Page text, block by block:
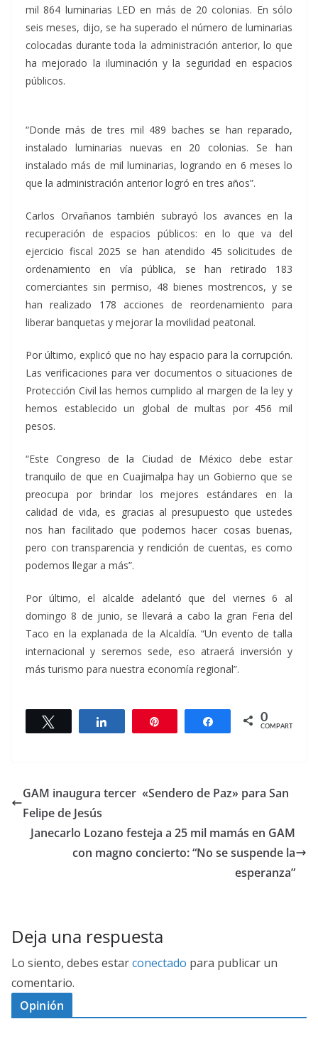
mil 864 luminarias LED en más de 20 colonias. En sólo
seis meses, dijo, se ha superado el número de luminarias
colocadas durante toda la administración anterior, lo que
ha mejorado la iluminación y la seguridad en espacios
públicos.
“Donde más de tres mil 489 baches se han reparado,
instalado luminarias nuevas en 20 colonias. Se han
instalado más de mil luminarias, logrando en 6 meses lo
que la administración anterior logró en tres años”.
Carlos Orvañanos también subrayó los avances en la
recuperación de espacios públicos: en lo que va del
ejercicio fiscal 2025 se han atendido 45 solicitudes de
ordenamiento en vía pública, se han retirado 183
comerciantes sin permiso, 48 bienes mostrencos, y se
han realizado 178 acciones de reordenamiento para
liberar banquetas y mejorar la movilidad peatonal.
Por último, explicó que no hay espacio para la corrupción.
Las verificaciones para ver documentos o situaciones de
Protección Civil las hemos cumplido al margen de la ley y
hemos establecido un global de multas por 456 mil
pesos.
“Este Congreso de la Ciudad de México debe estar
tranquilo de que en Cuajimalpa hay un Gobierno que se
preocupa por brindar los mejores estándares en la
calidad de vida, es gracias al presupuesto que ustedes
nos han facilitado que podemos hacer cosas buenas,
pero con transparencia y rendición de cuentas, es como
podemos llegar a más”.
Por último, el alcalde adelantó que del viernes 6 al
domingo 8 de junio, se llevará a cabo la gran Feria del
Taco en la explanada de la Alcaldía. “Un evento de talla
internacional y seremos sede, eso atraerá inversión y
más turismo para nuestra economía regional”.
Twittear Compartir Compartir
0
COMPARTIR
GAM inaugura tercer «Sendero de Paz» para San
Felipe de Jesús
Janecarlo Lozano festeja a 25 mil mamás en GAM
con magno concierto: “No se suspende la
esperanza”
Deja una respuesta
Lo siento, debes estarconectado para publicar un
comentario.
Opinión